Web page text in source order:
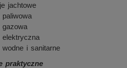
jachtowe
paliwowa
gazowa
elektryczna
wodne i sanitarne
praktyczne